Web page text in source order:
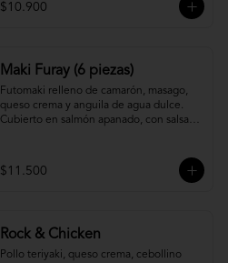
$10.900
Maki Furay (6 piezas)
Futomaki relleno de camarón, masago,
queso crema y anguila de agua dulce.
Cubierto en salmón apanado, con salsa
$11.500
Rock & Chicken
Pollo teriyaki, queso crema, cebollino